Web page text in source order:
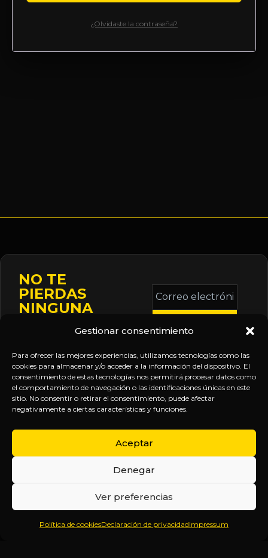
Gestionar consentimiento
Para ofrecer las mejores experiencias, utilizamos tecnologías como las
cookies para almacenar y/o acceder a la información del dispositivo. El
consentimiento de estas tecnologías nos permitirá procesar datos como
el comportamiento de navegación o las identificaciones únicas en este
sitio. No consentir o retirar el consentimiento, puede afectar
negativamente a ciertas características y funciones.
Aceptar
Denegar
Ver preferencias
Política de cookiesDeclaración de privacidadImpressum
¿Olvidaste la contraseña?
NO TE
PIERDAS
NINGUNA
Mantente informado
sobre la agenda de
eventos, nuevas
publicaciones y
actualizaciones de tu
suscripción.
Correo
electrónico
*
Inicio
Sobre
Política
de
SÍGUENOS